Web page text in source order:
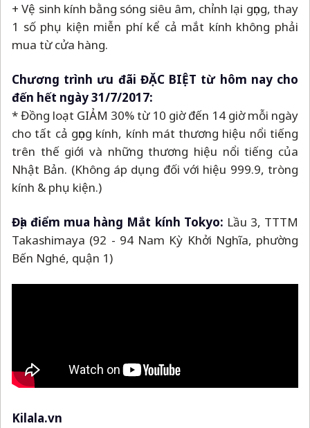
+ Vệ sinh kính bằng sóng siêu âm, chỉnh lại gọng, thay
1 số phụ kiện miễn phí kể cả mắt kính không phải
mua từ cửa hàng.
Chương trình ưu đãi ĐẶC BIỆT từ hôm nay cho
đến hết ngày 31/7/2017:
* Đồng loạt GIẢM 30% từ 10 giờ đến 14 giờ mỗi ngày
cho tất cả gọng kính, kính mát thương hiệu nổi tiếng
trên thế giới và những thương hiệu nổi tiếng của
Nhật Bản. (Không áp dụng đối với hiệu 999.9, tròng
kính & phụ kiện.)
Địa điểm mua hàng Mắt kính Tokyo: Lầu 3, TTTM
Takashimaya (92 - 94 Nam Kỳ Khởi Nghĩa, phường
Bến Nghé, quận 1)
Kilala.vn